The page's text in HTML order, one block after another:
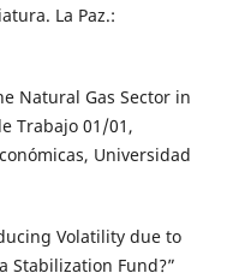
La Paz.:
Natural Gas Sector in
Trabajo 01/01,
Universidad
Volatility due to
Stabilization Fund?”